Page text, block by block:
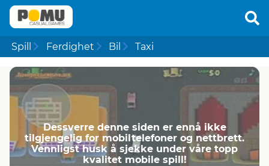
Spill Ferdighet Bil Taxi
Dessverre denne siden er ennå ikke
tilgjengelig for mobiltelefoner og nettbrett.
Vennligst husk å sjekke under våre topp
kvalitet mobile spill!